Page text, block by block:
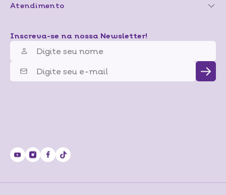
Atendimento
Inscreva-se na nossa Newsletter!